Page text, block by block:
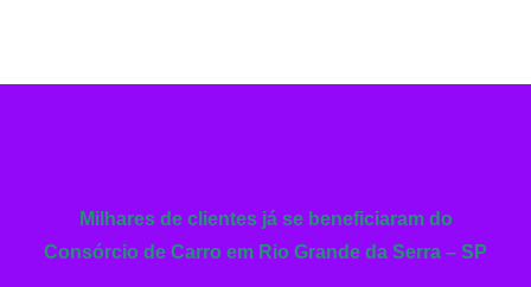
Milhares de clientes já se beneficiaram do
Consórcio de Carro em Rio Grande da Serra – SP